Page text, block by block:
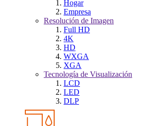
Hogar
Empresa
Resolución de Imagen
Full HD
4K
HD
WXGA
XGA
Tecnología de Visualización
LCD
LED
DLP